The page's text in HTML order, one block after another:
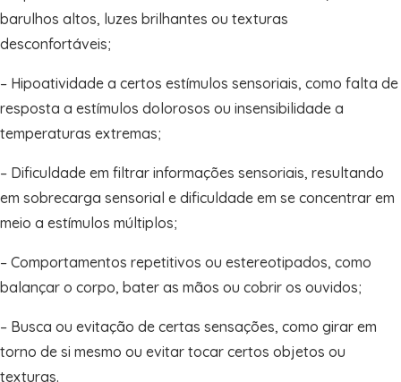
barulhos altos, luzes brilhantes ou texturas
desconfortáveis;
– Hipoatividade a certos estímulos sensoriais, como falta de
resposta a estímulos dolorosos ou insensibilidade a
temperaturas extremas;
– Dificuldade em filtrar informações sensoriais, resultando
em sobrecarga sensorial e dificuldade em se concentrar em
meio a estímulos múltiplos;
– Comportamentos repetitivos ou estereotipados, como
balançar o corpo, bater as mãos ou cobrir os ouvidos;
– Busca ou evitação de certas sensações, como girar em
torno de si mesmo ou evitar tocar certos objetos ou
texturas.